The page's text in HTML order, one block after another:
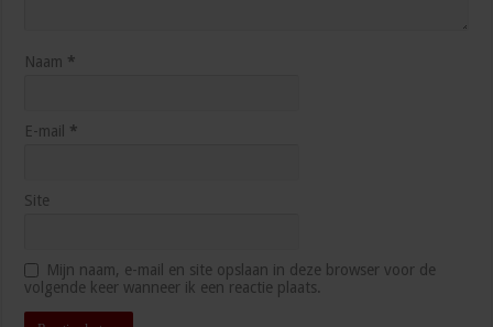
Naam *
E-mail *
Site
Mijn naam, e-mail en site opslaan in deze browser voor de
volgende keer wanneer ik een reactie plaats.